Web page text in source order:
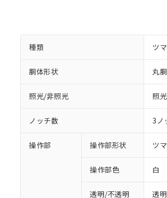
種類 ツ
胴体形状 丸
照光/非照光 照光
ノッチ数 3ノ
操作部 操作部形状 ツ
操作部色 白
透明/不透明 透明